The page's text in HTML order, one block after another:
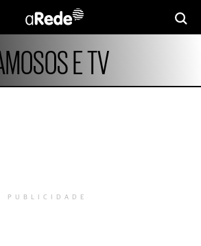
E TV
PUBLICIDADE